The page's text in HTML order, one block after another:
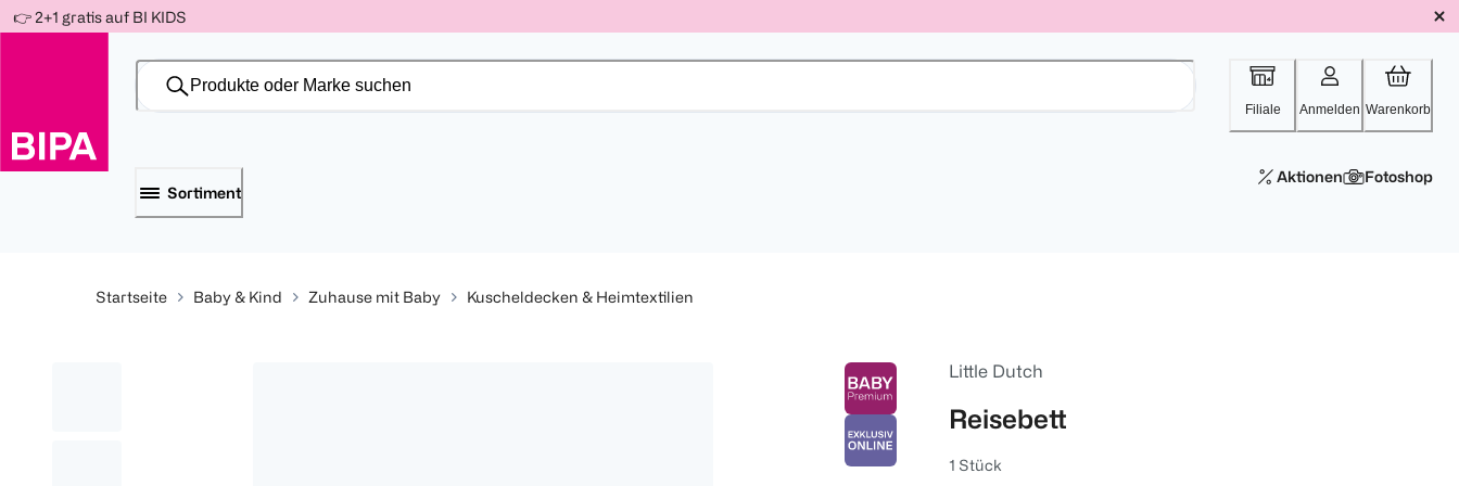
-10%
Für
150 Ös
-15%
Für
300 Ös
-20%
Für
500 Ös
Weiter
zum
👉 2+1 gratis auf BI KIDS
Filiale Anmelden Warenkorb
Sortiment
Aktionen Fotoshop
Startseite Baby & Kind Zuhause mit Baby Kuscheldecken & Heimtextilien
Little Dutch
Reisebett
1 Stück